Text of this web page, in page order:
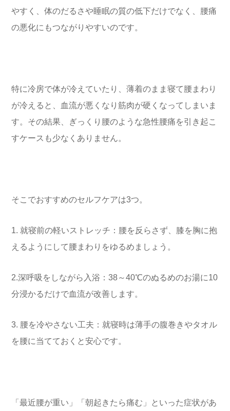
やすく、体のだるさや睡眠の質の低下だけでなく、腰痛
の悪化にもつながりやすいのです。
特に冷房で体が冷えていたり、薄着のまま寝て腰まわり
が冷えると、血流が悪くなり筋肉が硬くなってしまいま
す。その結果、ぎっくり腰のような急性腰痛を引き起こ
すケースも少なくありません。
そこでおすすめのセルフケアは3つ。
1. 就寝前の軽いストレッチ：腰を反らさず、膝を胸に抱
えるようにして腰まわりをゆるめましょう。
2.深呼吸をしながら入浴：38～40℃のぬるめのお湯に10
分浸かるだけで血流が改善します。
3. 腰を冷やさない工夫：就寝時は薄手の腹巻きやタオル
を腰に当てておくと安心です。
「最近腰が重い」「朝起きたら痛む」といった症状があ